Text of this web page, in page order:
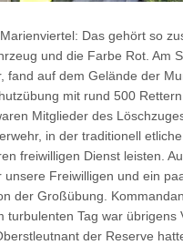
Das gehört so
und die Farbe Rot. Am
fand auf dem Gelände der
mit rund 500
Mitglieder des
in der traditionell etliche
freiwilligen Dienst leisten.
unsere Freiwilligen und ein
der Großübung.
turbulenten Tag war übrigens
der Reserve